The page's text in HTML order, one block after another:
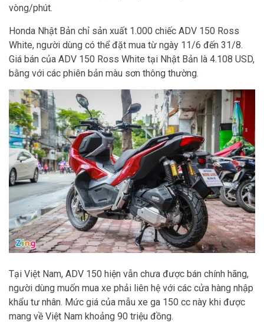
vòng/phút.
Honda Nhật Bản chỉ sản xuất 1.000 chiếc ADV 150 Ross
White, người dùng có thể đặt mua từ ngày 11/6 đến 31/8.
Giá bán của ADV 150 Ross White tại Nhật Bản là 4.108 USD,
bằng với các phiên bản màu sơn thông thường.
Tại Việt Nam, ADV 150 hiện vẫn chưa được bán chính hãng,
người dùng muốn mua xe phải liên hệ với các cửa hàng nhập
khẩu tư nhân. Mức giá của mẫu xe ga 150 cc này khi được
mang về Việt Nam khoảng 90 triệu đồng.